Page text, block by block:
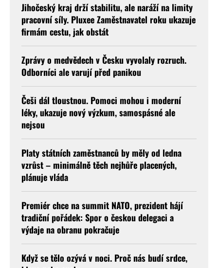
Jihočeský kraj drží stabilitu, ale naráží na limity
pracovní síly. Pluxee Zaměstnavatel roku ukazuje
firmám cestu, jak obstát
Zprávy o medvědech v Česku vyvolaly rozruch.
Odborníci ale varují před panikou
Češi dál tloustnou. Pomoci mohou i moderní
léky, ukazuje nový výzkum, samospásné ale
nejsou
Platy státních zaměstnanců by měly od ledna
vzrůst – minimálně těch nejhůře placených,
plánuje vláda
Premiér chce na summit NATO, prezident hájí
tradiční pořádek: Spor o českou delegaci a
výdaje na obranu pokračuje
Když se tělo ozývá v noci. Proč nás budí srdce,